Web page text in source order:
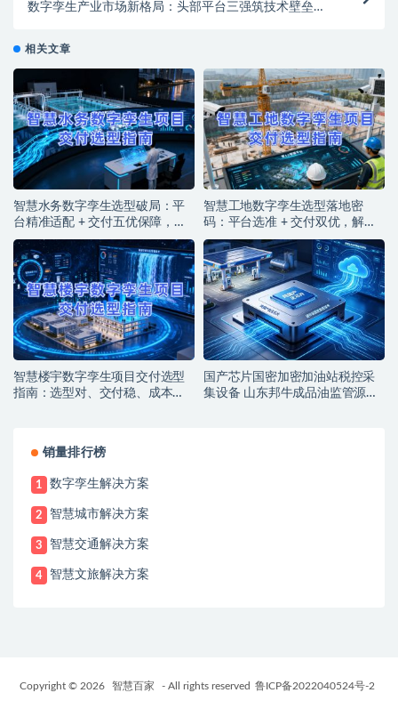
数字孪生产业市场新格局：头部平台三强筑技术壁垒，
相关文章
智慧水务数字孪生选型破局：平
台精准适配 + 交付五优保障，筑
牢水务智能运营基石
智慧工地数字孪生选型落地密
码：平台选准 + 交付双优，解锁
智能建造实效
智慧楼宇数字孪生项目交付选型
指南：选型对、交付稳、成本
国产芯片国密加密加油站税控采
集设备 山东邦牛成品油监管源头
销量排行榜
1 数字孪生解决方案
2 智慧城市解决方案
3 智慧交通解决方案
4 智慧文旅解决方案
Copyright © 2026 智慧百家 - All rights reserved 鲁ICP备2022040524号-2